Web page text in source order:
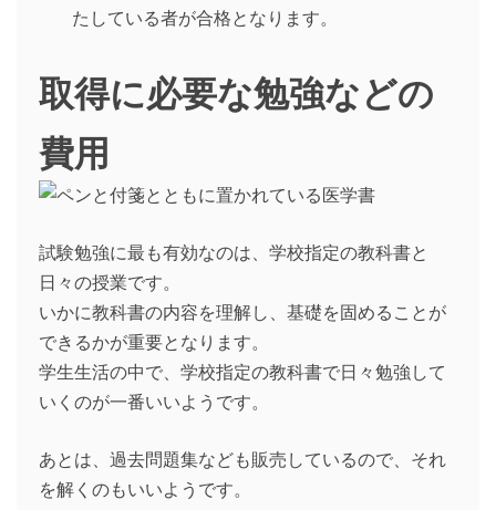
たしている者が合格となります。
取得に必要な勉強などの
費用
試験勉強に最も有効なのは、学校指定の教科書と
日々の授業です。
いかに教科書の内容を理解し、基礎を固めることが
できるかが重要となります。
学生生活の中で、学校指定の教科書で日々勉強して
いくのが一番いいようです。
あとは、過去問題集なども販売しているので、それ
を解くのもいいようです。